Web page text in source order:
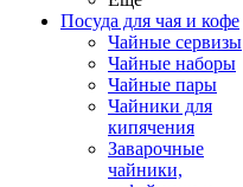
Посуда для чая и кофе
Чайные сервизы
Чайные наборы
Чайные пары
Чайники для
кипячения
Заварочные
чайники,